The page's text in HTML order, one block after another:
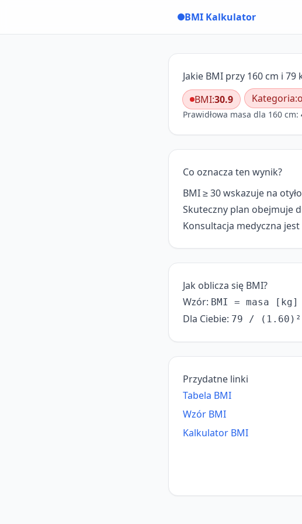
BMI Kalkulator
Jakie BMI przy 160 cm i 79
BMI:30.9 Kategoria:
Prawidłowa masa dla 160 cm:
Co oznacza ten wynik?
BMI ≥ 30 wskazuje na
Skuteczny plan obejmuje
Konsultacja medyczna
Jak oblicza się BMI?
Wzór: BMI = masa
Dla Ciebie: 79 /
Przydatne linki
Tabela BMI
Wzór BMI
Kalkulator BMI